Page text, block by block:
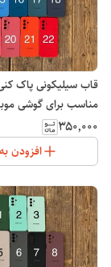
قاب سیلیکونی پاک
مناسب برای گوشی
Galaxy A35
۳۵۰٬۰۰۰
افزودن